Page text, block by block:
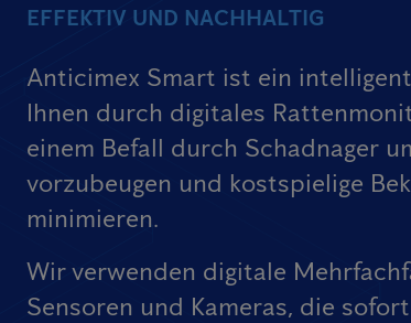
EFFEKTIV UND NACHHALTIG
Anticimex Smart ist ein
Ihnen durch digitales
einem Befall durch Schadnager
vorzubeugen und kostspielige
minimieren.
Wir verwenden digitale
Sensoren und Kameras, die